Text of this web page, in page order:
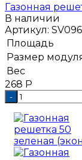
Газонная
В наличии
Артикул:
Площадь
Размер
Вес
268 Р
-